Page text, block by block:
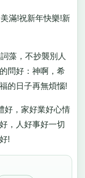
滿!祝新年快樂!新
藻，不抄襲別人
問好：神啊，希
的日子再無煩惱!
，家好業好心情
，人好事好一切
!